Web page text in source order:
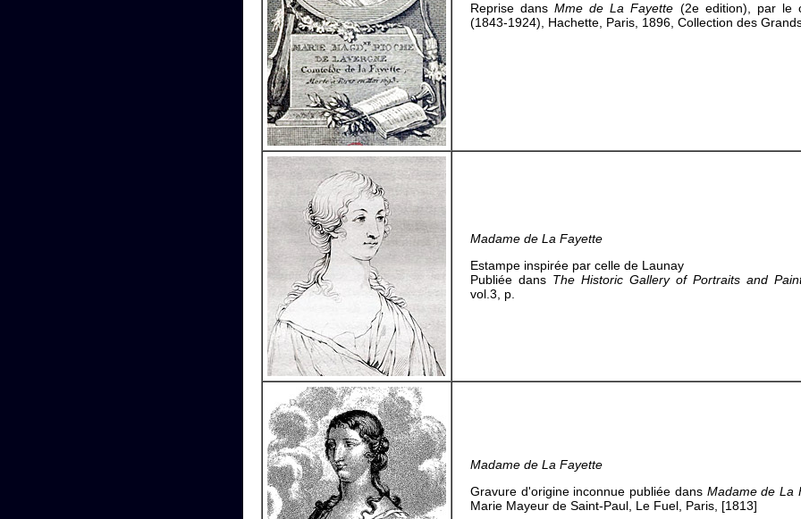
Reprise dansMme de La Fayette (2e edition), par le
(1843-1924), Hachette, Paris, 1896, Collection des
Madame de La Fayette
Estampe inspirée par celle de Launay
Publiée dans The Historic Gallery of Portraits and
vol.3, p.
Madame de La Fayette
Gravure d'origine inconnue publiée dans Madame de La
Marie Mayeur de Saint-Paul, Le Fuel, Paris, [1813]